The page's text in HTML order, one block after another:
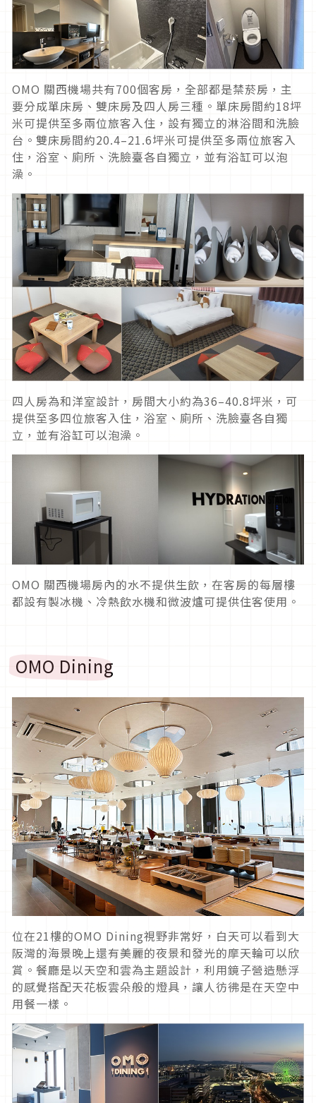
OMO 關西機場共有700個客房，全部都是禁菸房，主
要分成單床房、雙床房及四人房三種。單床房間約18坪
米可提供至多兩位旅客入住，設有獨立的淋浴間和洗臉
台。雙床房間約20.4–21.6坪米可提供至多兩位旅客入
住，浴室、廁所、洗臉臺各自獨立，並有浴缸可以泡
澡。
四人房為和洋室設計，房間大小約為36–40.8坪米，可
提供至多四位旅客入住，浴室、廁所、洗臉臺各自獨
立，並有浴缸可以泡澡。
OMO 關西機場房內的水不提供生飲，在客房的每層樓
都設有製冰機、冷熱飲水機和微波爐可提供住客使用。
OMO Dining
位在21樓的OMO Dining視野非常好，白天可以看到大
阪灣的海景晚上還有美麗的夜景和發光的摩天輪可以欣
賞。餐廳是以天空和雲為主題設計，利用鏡子營造懸浮
的感覺搭配天花板雲朵般的燈具，讓人彷彿是在天空中
用餐一樣。